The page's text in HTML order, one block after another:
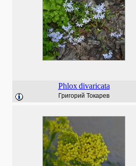
Phlox divaricata
Григорий Токарев